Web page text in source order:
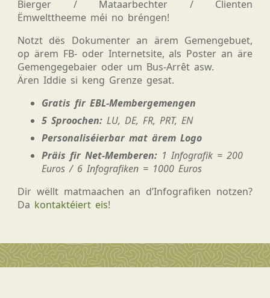
Bierger / Mataarbechter / Clienten
Ëmwelttheeme méi no bréngen!
Notzt dës Dokumenter an ärem Gemengebuet,
op ärem FB- oder Internetsite, als Poster an äre
Gemengegebaier oder um Bus-Arrêt asw.
Ären Iddie si keng Grenze gesat.
Gratis fir EBL-Membergemengen
5 Sproochen: LU, DE, FR, PRT, EN
Personaliséierbar mat ärem Logo
Präis fir Net-Memberen: 1 Infografik = 200
Euros / 6 Infografiken = 1000 Euros
Dir wëllt matmaachen an d’Infografiken notzen?
Da kontaktéiert eis!